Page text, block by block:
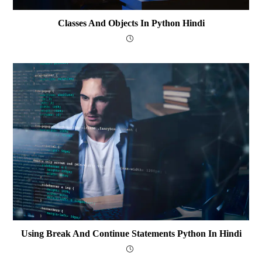
Classes And Objects In Python Hindi
Using Break And Continue Statements Python In Hindi